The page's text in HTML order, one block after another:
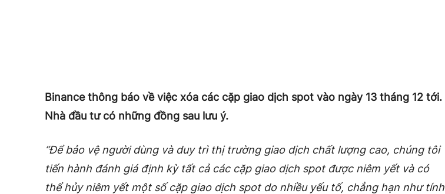
Binance thông báo về việc xóa các cặp giao dịch spot vào ngày 13 tháng 12 tới.
Nhà đầu tư có những đồng sau lưu ý.
“Để bảo vệ người dùng và duy trì thị trường giao dịch chất lượng cao, chúng tôi
tiến hành đánh giá định kỳ tất cả các cặp giao dịch spot được niêm yết và có
thể hủy niêm yết một số cặp giao dịch spot do nhiều yếu tố, chẳng hạn như tính